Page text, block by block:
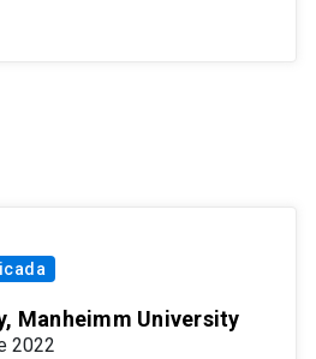
Manheimm University
2022